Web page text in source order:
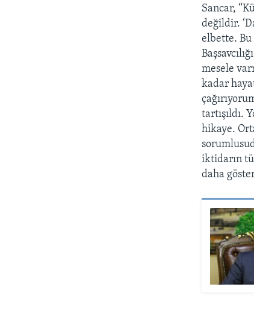
Sancar,
değildir.
elbette. Bu
mesele
kadar
tartışıldı.
hikaye.
iktidarın
daha